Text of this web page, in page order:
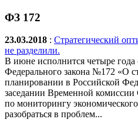
ФЗ 172
23.03.2018 : Стратегический
не разделили.
В июне исполнится четыре года
Федерального закона №172 «О
планировании в Российской
заседании Временной
по мониторингу
разобраться в проблем...